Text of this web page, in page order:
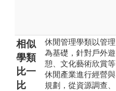
相似
學類
比一
比
休閒管理學類以管理
為基礎，針對戶外遊
憩、文化藝術欣賞等
休閒產業進行經營與
規劃，從資源調查、